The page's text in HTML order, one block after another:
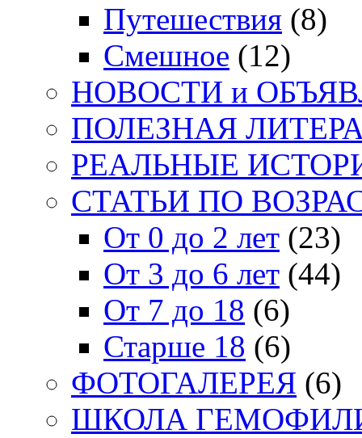
Путешествия (8)
Смешное (12)
НОВОСТИ и
ПОЛЕЗНАЯ
РЕАЛЬНЫЕ
СТАТЬИ ПО
От 0 до 2 лет (23)
От 3 до 6 лет (44)
От 7 до 18 (6)
Старше 18 (6)
ФОТОГАЛЕРЕЯ (6)
ШКОЛА